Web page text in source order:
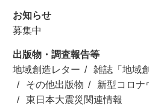
お知らせ
募集中
出版物・調査報告等
地域創造レター
雑誌「地域
その他出版物
新型コロナ
東日本大震災関連情報